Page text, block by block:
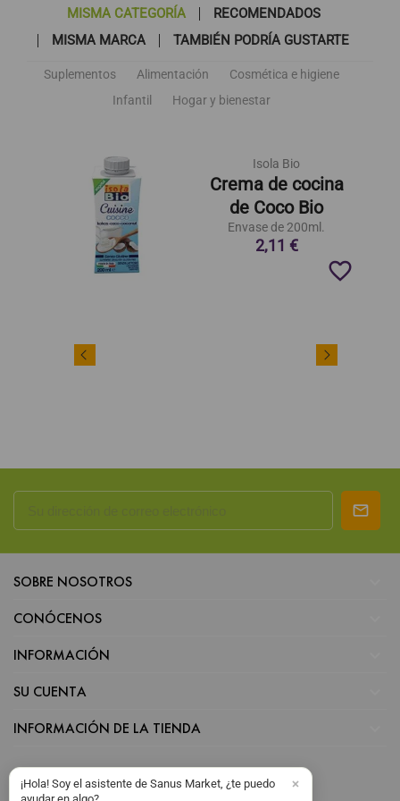
MISMA CATEGORÍA
RECOMENDADOS
MISMA MARCA
TAMBIÉN PODRÍA GUSTARTE
Suplementos Alimentación
Cosmética e higiene
Infantil
Hogar y bienestar
Isola Bio
Crema de cocina
de Coco Bio
Envase de 200ml.
2,11 €
favorite_border
SOBRE NOSOTROS
CONÓCENOS
INFORMACIÓN
SU CUENTA
INFORMACIÓN DE LA TIENDA
¡Hola! Soy el asistente de Sanus Market, ¿te puedo